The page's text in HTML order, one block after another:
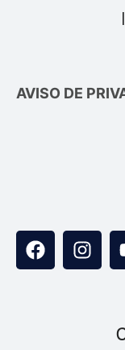
AVISO DE